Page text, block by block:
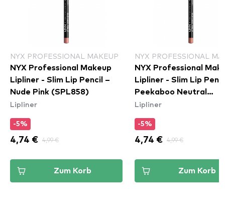
NYX PROFESSIONAL MAKEUP
NYX Professional Makeup
Lipliner - Slim Lip Pencil –
Nude Pink (SPL858)
Lipliner
-5%
4,74 € 4,99 €
Zum Korb
NYX PROFESSIONAL
NYX Professional
Lipliner - Slim Lip
Peekaboo Neutral
(SPL860)
Lipliner
-5%
4,74 € 4,99 €
Zum Korb